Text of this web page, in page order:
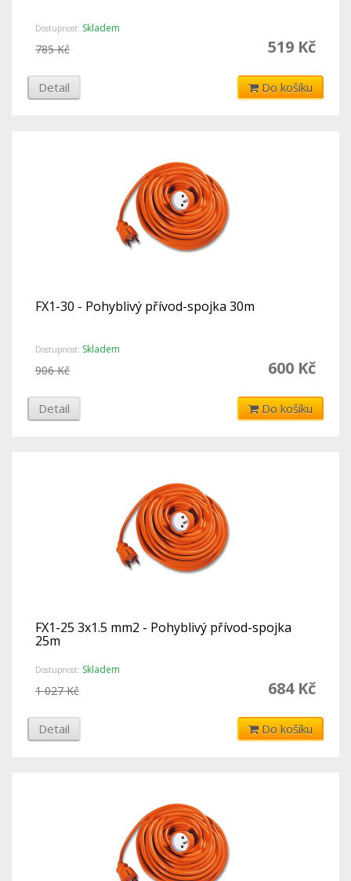
Dostupnost: Skladem
519 Kč
785 Kč
Detail Do košíku
FX1-30 - Pohyblivý přívod-spojka 30m
Dostupnost: Skladem
600 Kč
906 Kč
Detail Do košíku
FX1-25 3x1.5 mm2 - Pohyblivý přívod-spojka
25m
Dostupnost: Skladem
684 Kč
1 027 Kč
Detail Do košíku